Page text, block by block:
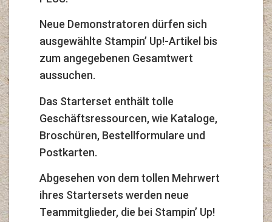
Neue Demonstratoren dürfen sich
ausgewählte Stampin’ Up!-Artikel bis
zum angegebenen Gesamtwert
aussuchen.
Das Starterset enthält tolle
Geschäftsressourcen, wie Kataloge,
Broschüren, Bestellformulare und
Postkarten.
Abgesehen von dem tollen Mehrwert
ihres Startersets werden neue
Teammitglieder, die bei Stampin’ Up!